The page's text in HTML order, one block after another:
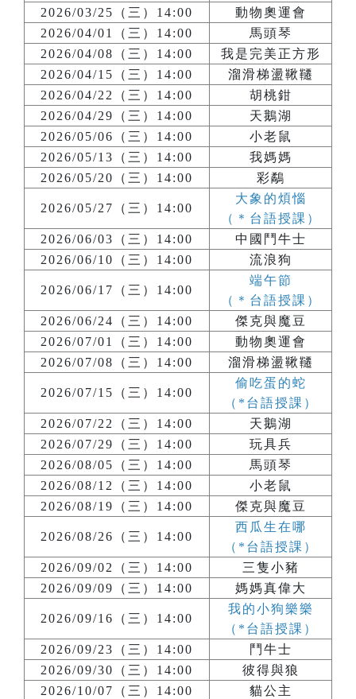
2026/03/25（三）14:00
動物奧運會
2026/04/01（三）14:00
馬頭琴
2026/04/08（三）14:00
我是完美正方形
2026/04/15（三）14:00
溜滑梯盪鞦韆
2026/04/22（三）14:00
胡桃鉗
2026/04/29（三）14:00
天鵝湖
2026/05/06（三）14:00
小老鼠
2026/05/13（三）14:00
我媽媽
2026/05/20（三）14:00
彩鷸
2026/05/27（三）14:00
大象的煩惱
（＊台語授課）
2026/06/03（三）14:00
中國鬥牛士
2026/06/10（三）14:00
流浪狗
2026/06/17（三）14:00
端午節
（＊台語授課）
2026/06/24（三）14:00
傑克與魔豆
2026/07/01（三）14:00
動物奧運會
2026/07/08（三）14:00
溜滑梯盪鞦韆
2026/07/15（三）14:00
偷吃蛋的蛇
（*台語授課）
2026/07/22（三）14:00
天鵝湖
2026/07/29（三）14:00
玩具兵
2026/08/05（三）14:00
馬頭琴
2026/08/12（三）14:00
小老鼠
2026/08/19（三）14:00
傑克與魔豆
2026/08/26（三）14:00
西瓜生在哪
（*台語授課）
2026/09/02（三）14:00
三隻小豬
2026/09/09（三）14:00
媽媽真偉大
2026/09/16（三）14:00
我的小狗樂樂
（*台語授課）
2026/09/23（三）14:00
鬥牛士
2026/09/30（三）14:00
彼得與狼
2026/10/07（三）14:00
貓公主